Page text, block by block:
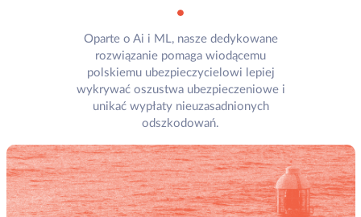
Oparte o Ai i ML, nasze dedykowane
rozwiązanie pomaga wiodącemu
polskiemu ubezpieczycielowi lepiej
wykrywać oszustwa ubezpieczeniowe i
unikać wypłaty nieuzasadnionych
odszkodowań.